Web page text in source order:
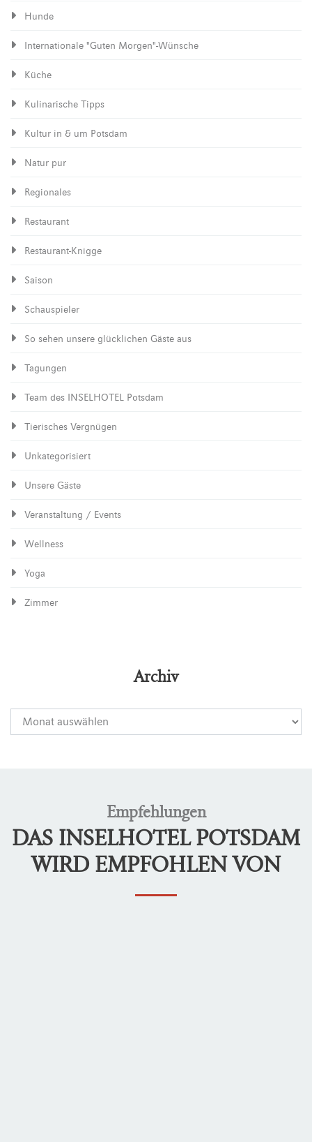
Hunde
Internationale "Guten Morgen"-Wünsche
Küche
Kulinarische Tipps
Kultur in & um Potsdam
Natur pur
Regionales
Restaurant
Restaurant-Knigge
Saison
Schauspieler
So sehen unsere glücklichen Gäste aus
Tagungen
Team des INSELHOTEL Potsdam
Tierisches Vergnügen
Unkategorisiert
Unsere Gäste
Veranstaltung / Events
Wellness
Yoga
Zimmer
Archiv
Empfehlungen
DAS INSELHOTEL POTSDAM
WIRD EMPFOHLEN VON